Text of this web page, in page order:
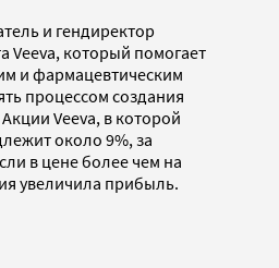
и гендиректор
Veeva, который помогает
и фармацевтическим
процессом создания
Veeva, в которой
около 9%, за
в цене более чем на
увеличила прибыль.